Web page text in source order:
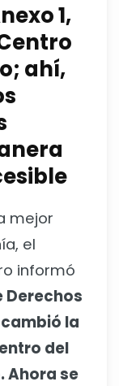
1,
ahí,
mejor
el
informó
Derechos
la
del
Ahora se